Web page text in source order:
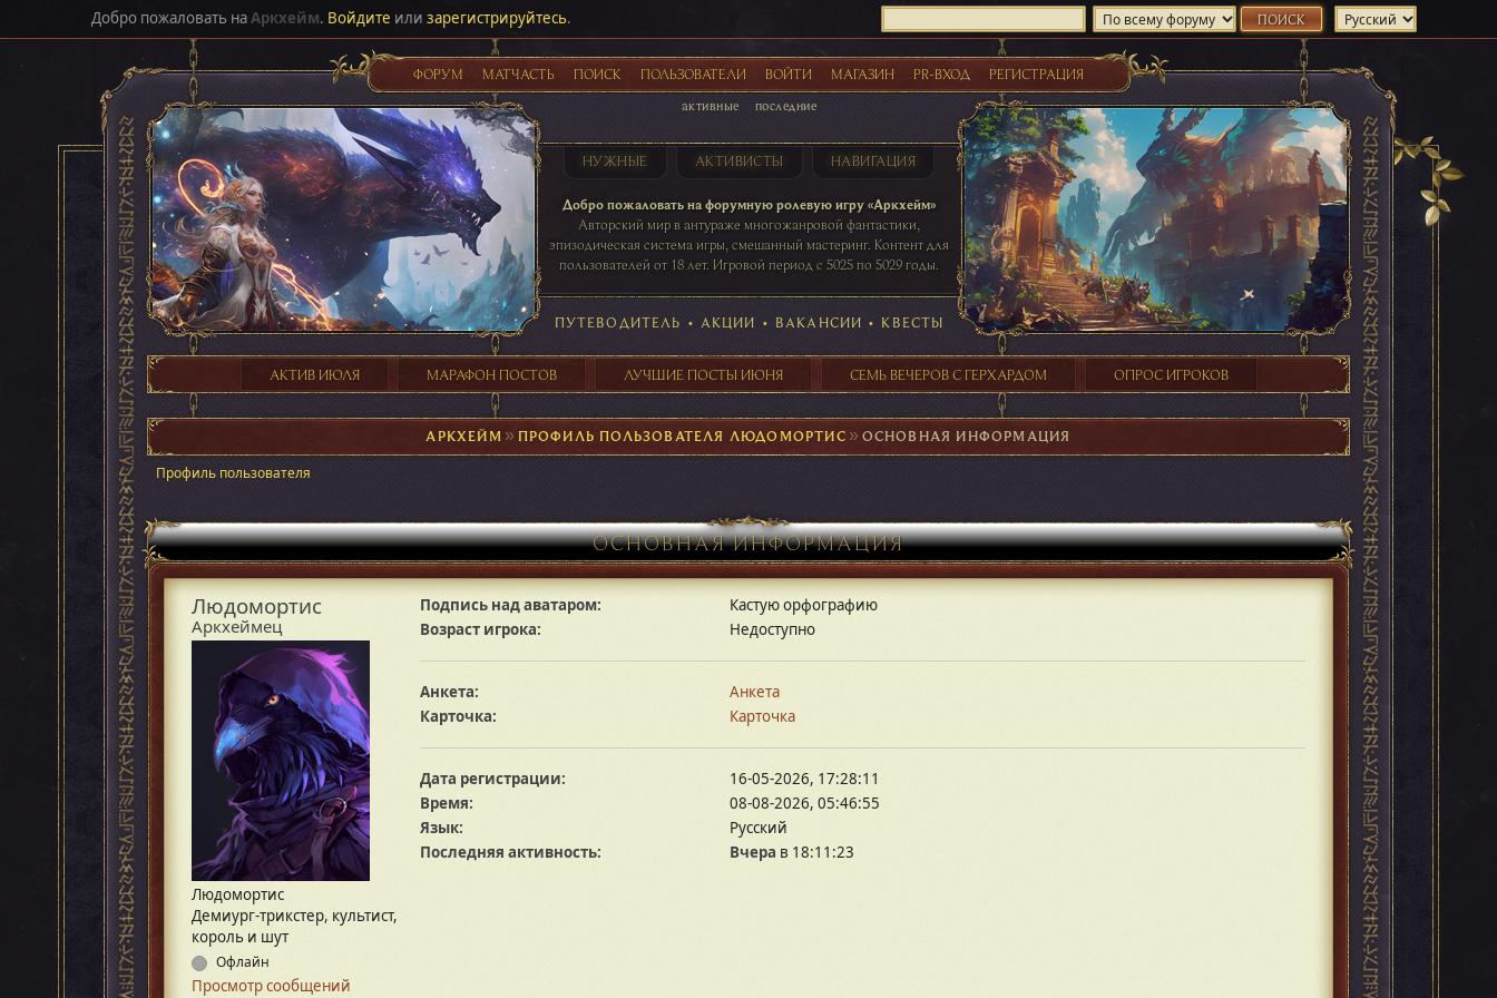
Добро пожаловать наАркхейм. Войдите или зарегистрируйтесь.
ФОРУМ МАТЧАСТЬ ПОИСК ПОЛЬЗОВАТЕЛИ ВОЙТИ МАГАЗИН PR-ВХОД РЕГИСТРАЦИЯ
активные последние
НУЖНЫЕ АКТИВИСТЫ НАВИГАЦИЯ
Добро пожаловать на форумную ролевую игру «Аркхейм»
Авторский мир в антураже многожанровой фантастики,
эпизодическая система игры, смешанный мастеринг. Контент для
пользователей от 18 лет. Игровой период с 5025 по 5029 годы.
таблице игровой активности
41 ПОСТОВ 31 ПОСТОВ 29 ПОСТОВ 24 ПОСТОВ
ПУТЕВОДИТЕЛЬ • АКЦИИ • ВАКАНСИИ • КВЕСТЫ
АКТИВ ИЮЛЯ МАРАФОН ПОСТОВ ЛУЧШИЕ ПОСТЫ ИЮНЯ СЕМЬ ВЕЧЕРОВ С ГЕРХАРДОМ ОПРОС ИГРОКОВ
АРКХЕЙМ ►ПРОФИЛЬ ПОЛЬЗОВАТЕЛЯ ЛЮДОМОРТИС ►ОСНОВНАЯ ИНФОРМАЦИЯ
Профиль пользователя
ОСНОВНАЯ ИНФОРМАЦИЯ
Людомортис
Аркхеймец
Людомортис
Демиург-трикстер, культист,
король и шут
Офлайн
Просмотр сообщений
Подпись над аватаром:
Кастую орфографию
Возраст игрока:
Недоступно
Анкета:
Анкета
Карточка:
Карточка
Дата регистрации:
16-05-2026, 17:28:11
Время:
08-08-2026, 05:46:55
Язык:
Русский
Последняя активность:
Вчера в 18:11:23